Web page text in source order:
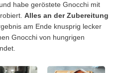
habe geröstete Gnocchi mit
Alles an der Zubereitung
am Ende knusprig lecker
Gnocchi von hungrigen